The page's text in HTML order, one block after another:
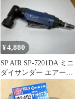
¥4,880
SP AIR SP-7201DA ミニ
ダイサンダー エアーツ
ール 動作確認済み